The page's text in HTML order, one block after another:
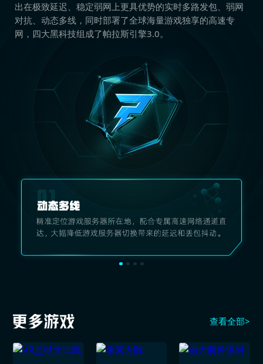
出在极致延迟、稳定弱网上更具优势的实时多路发包、弱网
对抗、动态多线，同时部署了全球海量游戏独享的高速专
网，四大黑科技组成了帕拉斯引擎3.0。
查看全部>